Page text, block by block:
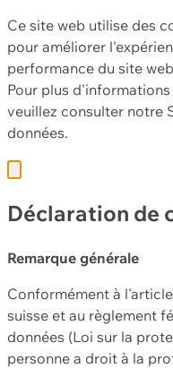
Ce site web utilise des
pour améliorer
performance du site
Pour plus
veuillez consulter notre
données.
Déclaration de
Remarque générale
Conformément à
suisse et au règlement
données (Loi sur la
personne a droit à la